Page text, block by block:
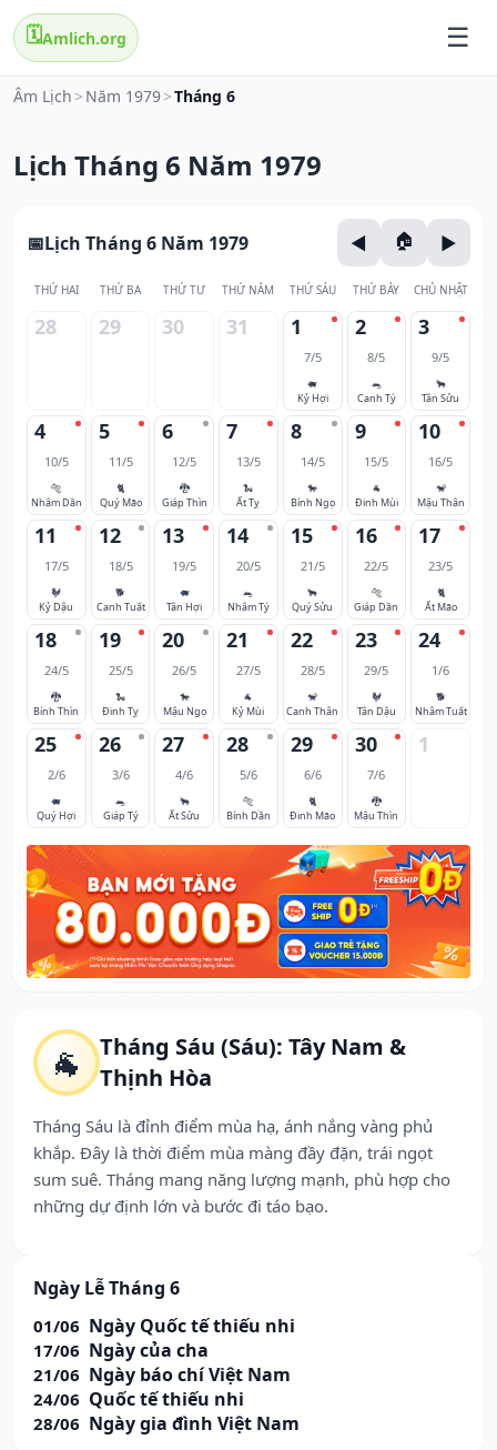
🗓️Amlich.org
Âm Lịch > Năm 1979>Tháng 6
Lịch Tháng 6 Năm 1979
🐐
Tháng Sáu (Sáu): Tây Nam &
Thịnh Hòa
Tháng Sáu là đỉnh điểm mùa hạ, ánh nắng vàng phủ
khắp. Đây là thời điểm mùa màng đầy đặn, trái ngọt
sum suê. Tháng mang năng lượng mạnh, phù hợp cho
những dự định lớn và bước đi táo bạo.
Ngày Lễ Tháng 6
01/06 Ngày Quốc tế thiếu nhi
17/06 Ngày của cha
21/06 Ngày báo chí Việt Nam
24/06 Quốc tế thiếu nhi
28/06 Ngày gia đình Việt Nam
Lịch Tháng 6 Năm 1979
THỨ HAI THỨ BA THỨ TƯ THỨ NĂM THỨ SÁU THỨ BẢY CHỦ NHẬT
28 29 30 31 1
7/5
🐖
Kỷ Hợi
2
8/5
🐀
Canh Tý
3
9/5
🐂
Tân Sửu
4
10/5
🐅
Nhâm Dần
5
11/5
🐈
Quý Mão
6
12/5
🐉
Giáp Thìn
7
13/5
🐍
Ất Tỵ
8
14/5
🐎
Bính Ngọ
9
15/5
🐐
Đinh Mùi
10
16/5
🐒
Mậu Thân
11
17/5
🐓
Kỷ Dậu
12
18/5
🐕
Canh Tuất
13
19/5
🐖
Tân Hợi
14
20/5
🐀
Nhâm Tý
15
21/5
🐂
Quý Sửu
16
22/5
🐅
Giáp Dần
17
23/5
🐈
Ất Mão
18
24/5
🐉
Bính Thìn
19
25/5
🐍
Đinh Tỵ
20
26/5
🐎
Mậu Ngọ
21
27/5
🐐
Kỷ Mùi
22
28/5
🐒
Canh Thân
23
29/5
🐓
Tân Dậu
24
1/6
🐕
Nhâm Tuất
25
2/6
🐖
Quý Hợi
26
3/6
🐀
Giáp Tý
27
4/6
🐂
Ất Sửu
28
5/6
🐅
Bính Dần
29
6/6
🐈
Đinh Mão
30
7/6
🐉
Mậu Thìn
1